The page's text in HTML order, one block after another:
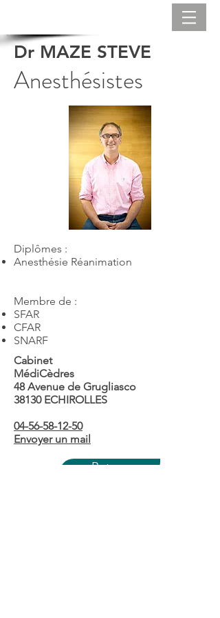
Dr MAZE STEVE
Anesthésistes
Diplômes :
Anesthésie Réanimation
Membre de :
SFAR
CFAR
SNARF
Cabinet
MédiCèdres
48 Avenue de Grugliasco
38130 ECHIROLLES
04-56-58-12-50
Envoyer un mail
Retour